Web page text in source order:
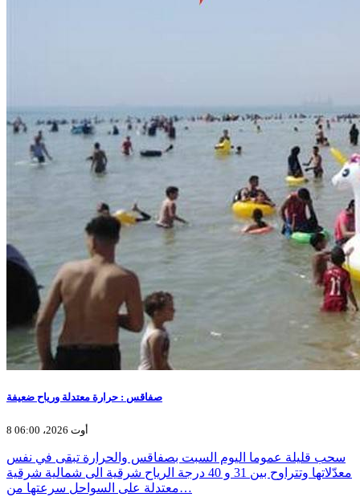
صفاقس : حرارة معتدلة ورياح ضعيفة
8 أوت 2026، 06:00
سحب قليلة عموما اليوم السبت بصفاقس والحرارة تبقى في نفس
معدّلاتها وتتراوح بين 31 و 40 درجة الرياح شرقية الى شمالية شرقية
معتدلة على السواحل سرعتها من…